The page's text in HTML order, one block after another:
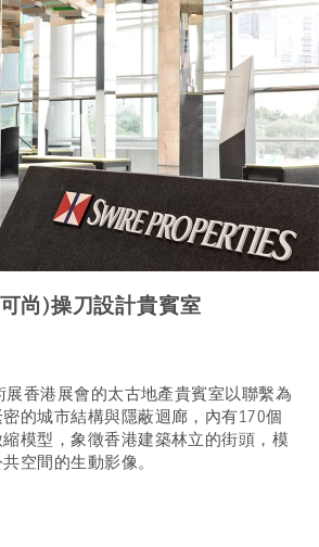
尚)操刀設計貴賓室
展香港展會的太古地產貴賓室以聯繫為
的城市結構與隱蔽迴廊，內有170個
模型，象徵香港建築林立的街頭，模
空間的生動影像。